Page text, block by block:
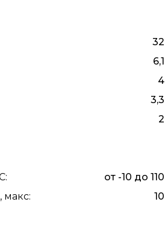
32
6,1
4
3,3
2
:
от -10 до 110
макс: 10